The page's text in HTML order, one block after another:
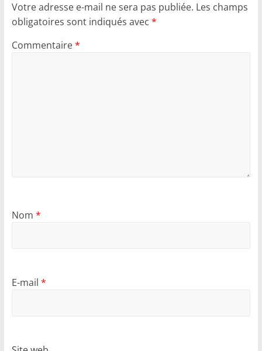
Votre adresse e-mail ne sera pas publiée. Les champs
obligatoires sont indiqués avec *
Commentaire*
Nom *
E-mail *